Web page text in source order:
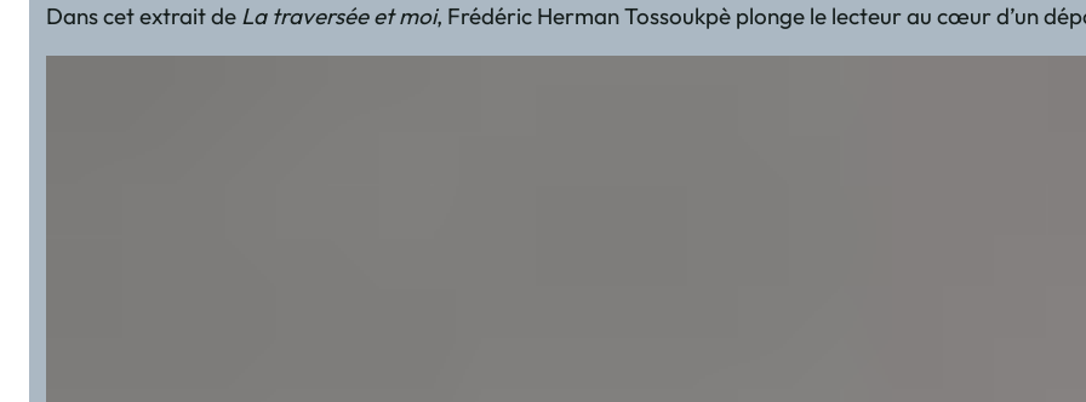
Dans cet extrait de La traversée et moi, Frédéric Herman Tossoukpè plonge le lecteur au cœur d’un